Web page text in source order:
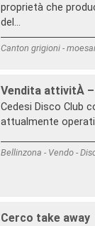
proprietà che
del...
Canton grigioni -
Vendita attivitÀ
Cedesi Disco Club
attualmente
Bellinzona - Vendo -
Cerco take away